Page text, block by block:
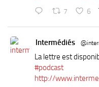
7 6
Intermédiés
La lettre est
#podcast
http://